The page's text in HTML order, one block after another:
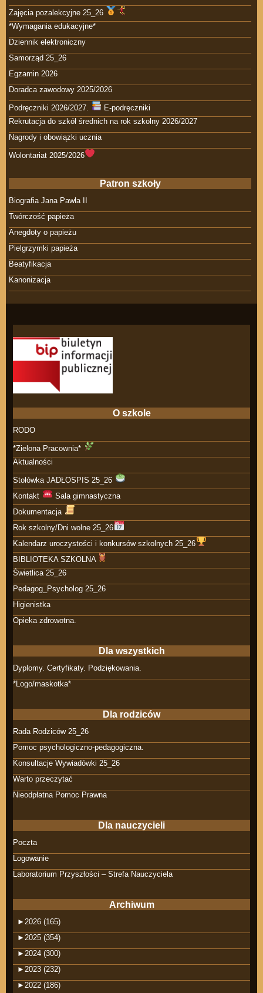
Zajęcia pozalekcyjne 25_26
*Wymagania edukacyjne*
Dziennik elektroniczny
Samorząd 25_26
Egzamin 2026
Doradca zawodowy 2025/2026
Podręczniki 2026/2027.
E-podręczniki
Rekrutacja do szkół średnich na rok szkolny 2026/2027
Nagrody i obowiązki ucznia
Wolontariat 2025/2026
Patron szkoły
Biografia Jana Pawła II
Twórczość papieża
Anegdoty o papieżu
Pielgrzymki papieża
Beatyfikacja
Kanonizacja
O szkole
RODO
*Zielona Pracownia*
Aktualności
Stołówka JADŁOSPIS 25_26
Kontakt
Sala gimnastyczna
Dokumentacja
Rok szkolny/Dni wolne 25_26
Kalendarz uroczystości i konkursów szkolnych 25_26
BIBLIOTEKA SZKOLNA
Świetlica 25_26
Pedagog_Psycholog 25_26
Higienistka
Opieka zdrowotna.
Dla wszystkich
Dyplomy. Certyfikaty. Podziękowania.
*Logo/maskotka*
Dla rodziców
Rada Rodziców 25_26
Pomoc psychologiczno-pedagogiczna.
Konsultacje Wywiadówki 25_26
Warto przeczytać
Nieodpłatna Pomoc Prawna
Dla nauczycieli
Poczta
Logowanie
Laboratorium Przyszłości – Strefa Nauczyciela
Archiwum
► 2026 (165)
► 2025 (354)
► 2024 (300)
► 2023 (232)
► 2022 (186)